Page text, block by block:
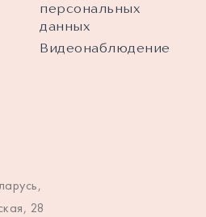
персональных
данных
Видеонаблюдение
28